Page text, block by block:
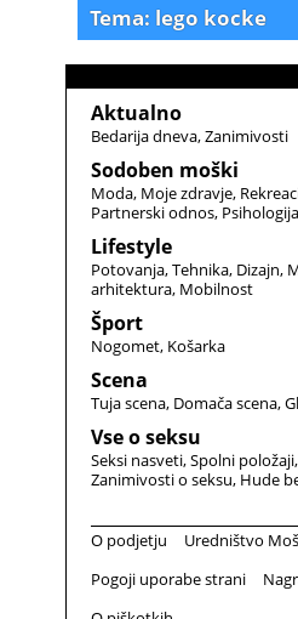
Tema: lego kocke
Aktualno
Bedarija dneva Zanimivosti
Sodoben moški
Moda Moje zdravje
Partnerski odnos Psihologija
Lifestyle
Potovanja Tehnika Dizajn
arhitektura Mobilnost
Šport
Nogomet Košarka
Scena
Tuja scena Domača scena
Vse o seksu
Seksi nasveti Spolni položaji
Zanimivosti o seksu Hude
O podjetju Uredništvo
Pogoji uporabe strani